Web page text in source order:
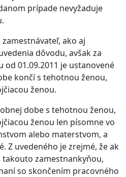
prípade nevyžaduje
ako aj
dôvodu, avšak za
01.09.2011 je ustanovené
končí s tehotnou ženou,
ženou.
dobe s tehotnou ženou,
ženou len písomne vo
alebo materstvom, a
Z uvedeného je zrejmé, že ak
zamestnankyňou,
so skončením pracovného